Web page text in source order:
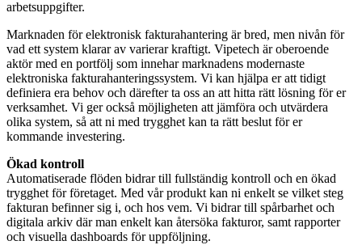
arbetsuppgifter.
Marknaden för elektronisk fakturahantering är bred, men nivån för
vad ett system klarar av varierar kraftigt. Vipetech är oberoende
aktör med en portfölj som innehar marknadens modernaste
elektroniska fakturahanteringssystem. Vi kan hjälpa er att tidigt
definiera era behov och därefter ta oss an att hitta rätt lösning för er
verksamhet. Vi ger också möjligheten att jämföra och utvärdera
olika system, så att ni med trygghet kan ta rätt beslut för er
kommande investering.
Ökad kontroll
Automatiserade flöden bidrar till fullständig kontroll och en ökad
trygghet för företaget. Med vår produkt kan ni enkelt se vilket steg
fakturan befinner sig i, och hos vem. Vi bidrar till spårbarhet och
digitala arkiv där man enkelt kan återsöka fakturor, samt rapporter
och visuella dashboards för uppföljning.